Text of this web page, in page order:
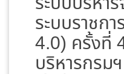
ระบบราชก
4.0) ครั้งที่
บริหารกรม